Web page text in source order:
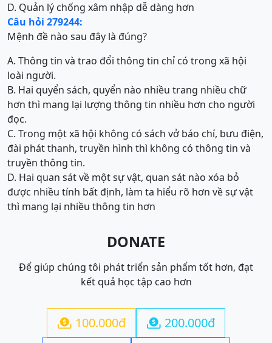
D. Quản lý chống xâm nhập dễ dàng hơn
Câu hỏi 279244:
Mệnh đề nào sau đây là đúng?
A. Thông tin và trao đổi thông tin chỉ có trong xã hội
loài người.
B. Hai quyển sách, quyển nào nhiều trang nhiều chữ
hơn thì mang lại lượng thông tin nhiều hơn cho người
đọc.
C. Trong một xã hội không có sách vở báo chí, bưu điện,
đài phát thanh, truyền hình thì không có thông tin và
truyền thông tin.
D. Hai quan sát về một sự vật, quan sát nào xóa bỏ
được nhiều tính bất định, làm ta hiểu rõ hơn về sự vật
thì mang lại nhiều thông tin hơn
DONATE
Để giúp chúng tôi phát triển sản phẩm tốt hơn, đạt
kết quả học tập cao hơn
 100.000đ  200.000đ